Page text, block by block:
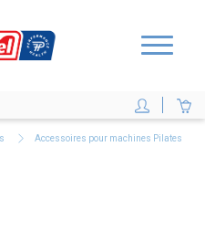
Accessoires pour machines Pilates